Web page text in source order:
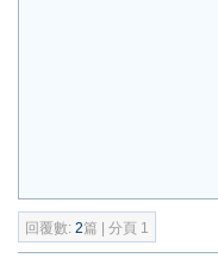
回覆數: 2篇 | 分頁 1